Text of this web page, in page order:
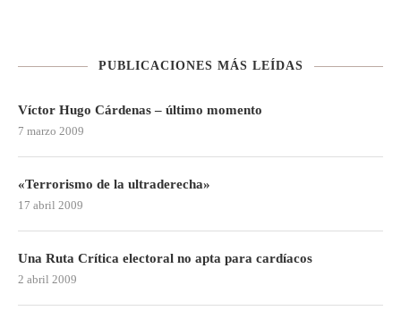
PUBLICACIONES MÁS LEÍDAS
Víctor Hugo Cárdenas – último momento
7 marzo 2009
«Terrorismo de la ultraderecha»
17 abril 2009
Una Ruta Crítica electoral no apta para cardíacos
2 abril 2009